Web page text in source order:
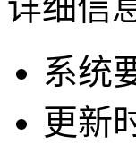
详细信
系统
更新